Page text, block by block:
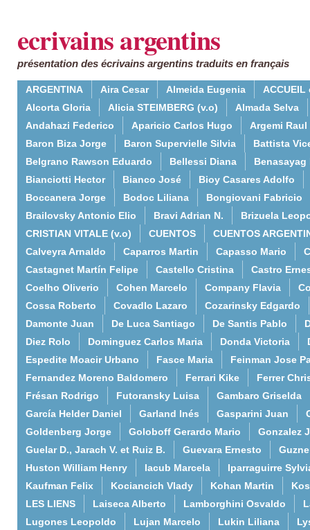
ecrivains argentins
présentation des écrivains argentins traduits en français
ARGENTINA Aira Cesar Almeida Eugenia
ACCUEIL
Alcorta Gloria
Alicia STEIMBERG (v.o)
Almada Selva
Andahazi Federico
Aparicio Carlos Hugo
Argemi Raul
Baron Biza Jorge
Baron Supervielle Silvia
Battista
Belgrano Rawson Eduardo
Bellessi Diana
Benasayag
Bianciotti Hector
Bianco José
Bioy Casares Adolfo
Boccanera Jorge
Bodoc Liliana
Bongiovani Fabricio
Brailovsky Antonio Elio
Bravi Adrian N.
Brizuela
CRISTIAN VITALE (v.o)
CUENTOS
CUENTOS
Calveyra Arnaldo
Caparros Martin Capasso Mario
Castagnet Martín Felipe
Castello Cristina
Castro
Coelho Oliverio
Cohen Marcelo Company Flavia
Cossa Roberto
Covadlo Lazaro
Cozarinsky Edgardo
Damonte Juan
De Luca Santiago De Santis Pablo
Diez Rolo
Dominguez Carlos Maria Donda Victoria
Espedite Moacir Urbano
Fasce Maria
Feinman Jose
Fernandez Moreno Baldomero
Ferrari Kike
Ferrer
Frésan Rodrigo
Futoransky Luisa
Gambaro Griselda
García Helder Daniel
Garland Inés Gasparini Juan
Goldenberg Jorge
Goloboff Gerardo Mario
Gonzalez
Guelar D., Jarach V. et Ruiz B.
Guevara Ernesto
Huston William Henry
Iacub Marcela
Iparraguirre
Kaufman Felix
Kociancich Vlady Kohan Martin
LES LIENS
Laiseca Alberto Lamborghini Osvaldo
Lugones Leopoldo
Lujan Marcelo Lukin Liliana